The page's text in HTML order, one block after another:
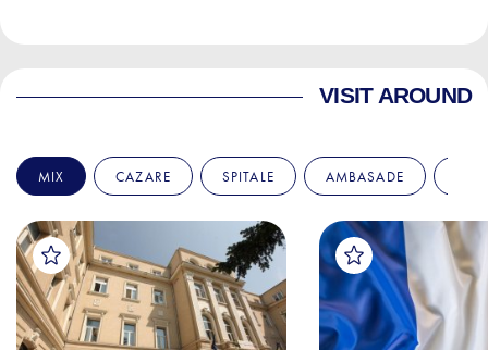
VISIT AROUND
MIX CAZARE SPITALE AMBASADE